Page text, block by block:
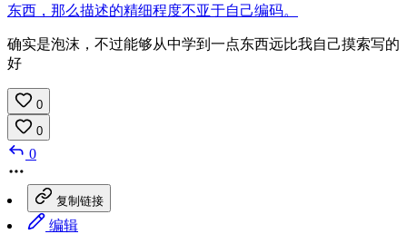
东西，那么描述的精细程度不亚于自己编码。
确实是泡沫，不过能够从中学到一点东西远比我自己摸索写的
好
0
0
0
复制链接
编辑